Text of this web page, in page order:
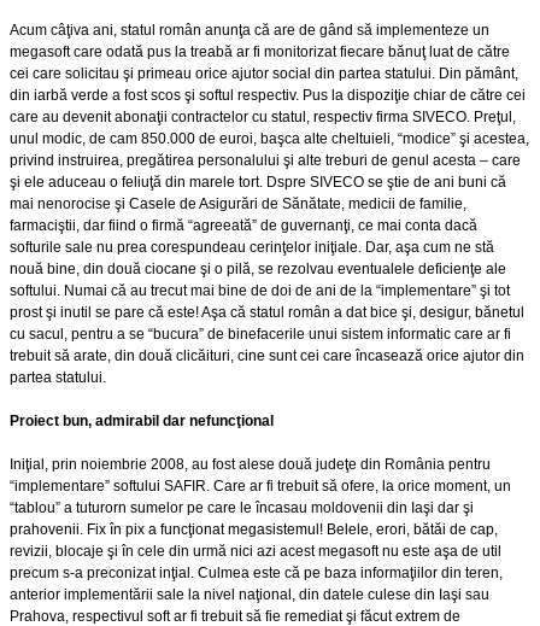
Acum câţiva ani, statul român anunţa că are de gând să implementeze un
megasoft care odată pus la treabă ar fi monitorizat fiecare bănuţ luat de către
cei care solicitau şi primeau orice ajutor social din partea statului. Din pământ,
din iarbă verde a fost scos şi softul respectiv. Pus la dispoziţie chiar de către cei
care au devenit abonaţii contractelor cu statul, respectiv firma SIVECO. Preţul,
unul modic, de cam 850.000 de euroi, başca alte cheltuieli, “modice” şi acestea,
privind instruirea, pregătirea personalului şi alte treburi de genul acesta – care
şi ele aduceau o feliuţă din marele tort. Dspre SIVECO se ştie de ani buni că
mai nenorocise şi Casele de Asigurări de Sănătate, medicii de familie,
farmaciştii, dar fiind o firmă “agreeată” de guvernanţi, ce mai conta dacă
softurile sale nu prea corespundeau cerinţelor iniţiale. Dar, aşa cum ne stă
nouă bine, din două ciocane şi o pilă, se rezolvau eventualele deficienţe ale
softului. Numai că au trecut mai bine de doi de ani de la “implementare” şi tot
prost şi inutil se pare că este! Aşa că statul român a dat bice şi, desigur, bănetul
cu sacul, pentru a se “bucura” de binefacerile unui sistem informatic care ar fi
trebuit să arate, din două clicăituri, cine sunt cei care încasează orice ajutor din
partea statului.
Proiect bun, admirabil dar nefuncţional
Iniţial, prin noiembrie 2008, au fost alese două judeţe din România pentru
“implementare” softului SAFIR. Care ar fi trebuit să ofere, la orice moment, un
“tablou” a tuturorn sumelor pe care le încasau moldovenii din Iaşi dar şi
prahovenii. Fix în pix a funcţionat megasistemul! Belele, erori, bătăi de cap,
revizii, blocaje şi în cele din urmă nici azi acest megasoft nu este aşa de util
precum s-a preconizat inţial. Culmea este că pe baza informaţiilor din teren,
anterior implementării sale la nivel naţional, din datele culese din Iaşi sau
Prahova, respectivul soft ar fi trebuit să fie remediat şi făcut extrem de